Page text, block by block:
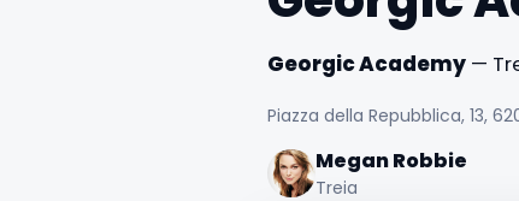
Georgic Academy—
Piazza della Repubblica, 13,
Megan Robbie
Treia